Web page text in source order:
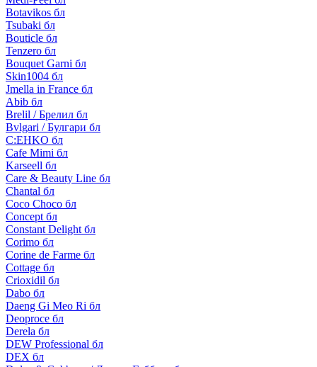
Botavikos бл
Tsubaki бл
Bouticle бл
Tenzero бл
Bouquet Garni бл
Skin1004 бл
Jmella in France бл
Abib бл
Brelil / Брелил бл
Bvlgari / Булгари бл
C:EHKO бл
Cafe Mimi бл
Karseell бл
Care & Beauty Line бл
Chantal бл
Coco Choco бл
Concept бл
Constant Delight бл
Corimo бл
Corine de Farme бл
Cottage бл
Crioxidil бл
Dabo бл
Daeng Gi Meo Ri бл
Deoproce бл
Derela бл
DEW Professional бл
DEX бл